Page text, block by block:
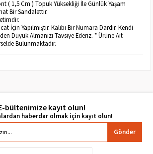
( 1,5 Cm ) Topuk Yüksekliği İle Günlük Yaşam
Bir Sandalettir.
İçin Yapılmıştır. Kalıbı Bir Numara Dardır. Kendi
Düyük Almanızı Tavsiye Ederiz. * Ürüne Ait
Bulunmaktadır.
bültenimize kayıt olun!
Gönder